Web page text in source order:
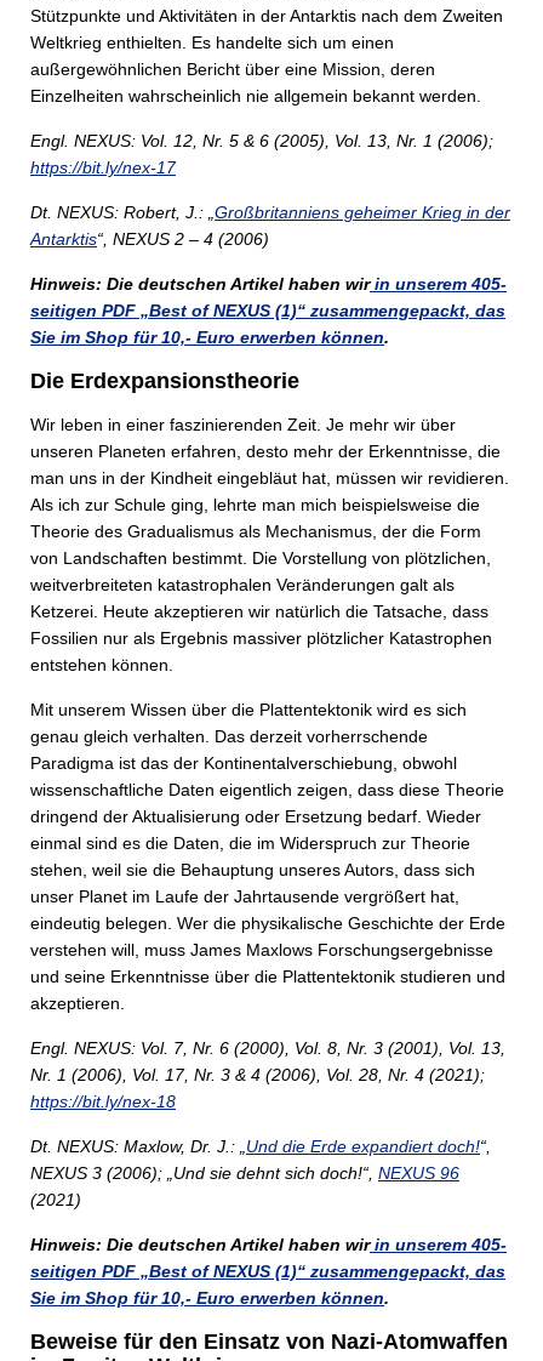
Stützpunkte und Aktivitäten in der Antarktis nach dem Zweiten
Weltkrieg enthielten. Es handelte sich um einen
außergewöhnlichen Bericht über eine Mission, deren
Einzelheiten wahrscheinlich nie allgemein bekannt werden.
Engl. NEXUS: Vol. 12, Nr. 5 & 6 (2005), Vol. 13, Nr. 1 (2006);
https://bit.ly/nex-17
Dt. NEXUS: Robert, J.: „ Großbritanniens geheimer Krieg in der
Antarktis“, NEXUS 2 – 4 (2006)
Hinweis: Die deutschen Artikel haben wirin unserem 405-
seitigen PDF „Best of NEXUS (1)“ zusammengepackt, das
Sie im Shop für 10,- Euro erwerben können.
Die Erdexpansionstheorie
Wir leben in einer faszinierenden Zeit. Je mehr wir über
unseren Planeten erfahren, desto mehr der Erkenntnisse, die
man uns in der Kindheit eingebläut hat, müssen wir revidieren.
Als ich zur Schule ging, lehrte man mich beispielsweise die
Theorie des Gradualismus als Mechanismus, der die Form
von Landschaften bestimmt. Die Vorstellung von plötzlichen,
weitverbreiteten katastrophalen Veränderungen galt als
Ketzerei. Heute akzeptieren wir natürlich die Tatsache, dass
Fossilien nur als Ergebnis massiver plötzlicher Katastrophen
entstehen können.
Mit unserem Wissen über die Plattentektonik wird es sich
genau gleich verhalten. Das derzeit vorherrschende
Paradigma ist das der Kontinentalverschiebung, obwohl
wissenschaftliche Daten eigentlich zeigen, dass diese Theorie
dringend der Aktualisierung oder Ersetzung bedarf. Wieder
einmal sind es die Daten, die im Widerspruch zur Theorie
stehen, weil sie die Behauptung unseres Autors, dass sich
unser Planet im Laufe der Jahrtausende vergrößert hat,
eindeutig belegen. Wer die physikalische Geschichte der Erde
verstehen will, muss James Maxlows Forschungsergebnisse
und seine Erkenntnisse über die Plattentektonik studieren und
akzeptieren.
Engl. NEXUS: Vol. 7, Nr. 6 (2000), Vol. 8, Nr. 3 (2001), Vol. 13,
Nr. 1 (2006), Vol. 17, Nr. 3 & 4 (2006), Vol. 28, Nr. 4 (2021);
https://bit.ly/nex-18
Dt. NEXUS: Maxlow, Dr. J.: „ Und die Erde expandiert doch!“,
NEXUS 3 (2006); „Und sie dehnt sich doch!“, NEXUS 96
(2021)
Hinweis: Die deutschen Artikel haben wirin unserem 405-
seitigen PDF „Best of NEXUS (1)“ zusammengepackt, das
Sie im Shop für 10,- Euro erwerben können.
Beweise für den Einsatz von Nazi-Atomwaffen